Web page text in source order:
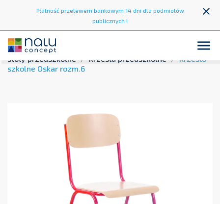
Płatność przelewem bankowym 14 dni dla podmiotów
publicznych !
close

Strona główna
Krzesła i
stoły przedszkolne
Krzesła przedszkolne
Krzesło
szkolne Oskar rozm.6